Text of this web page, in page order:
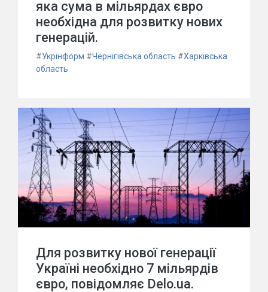
яка сума в мільярдах євро
необхідна для розвитку нових
генерацій.
#Укрінформ #Чернігівська область #Харківська
область
Для розвитку нової генерації
Україні необхідно 7 мільярдів
євро, повідомляє Delo.ua.